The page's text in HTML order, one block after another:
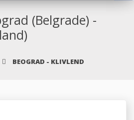
(Belgrade) -
BEOGRAD - KLIVLEND